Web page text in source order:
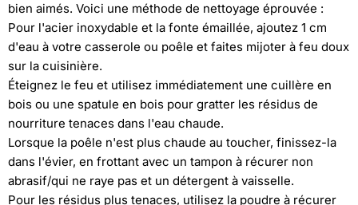
bien aimés. Voici une méthode de nettoyage éprouvée :
Pour l'acier inoxydable et la fonte émaillée, ajoutez 1 cm
d'eau à votre casserole ou poêle et faites mijoter à feu doux
sur la cuisinière.
Éteignez le feu et utilisez immédiatement une cuillère en
bois ou une spatule en bois pour gratter les résidus de
nourriture tenaces dans l'eau chaude.
Lorsque la poêle n'est plus chaude au toucher, finissez-la
dans l'évier, en frottant avec un tampon à récurer non
abrasif/qui ne raye pas et un détergent à vaisselle.
Pour les résidus plus tenaces, utilisez la poudre à récurer